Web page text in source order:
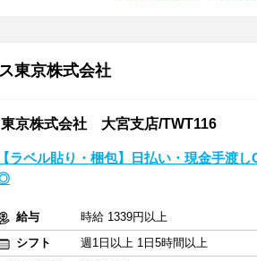
東京株式会社
京株式会社 大宮支店/TWT116
【ラベル貼り・梱包】日払い・現金手渡
給与
時給 1339円以上
シフト
週1日以上 1日5時間以上